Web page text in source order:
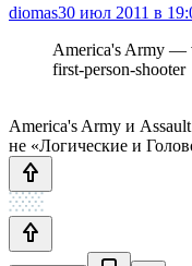
diomas30 июл 2011 в
America's Army —
first-person-shooter
America's Army и
не «Логические и